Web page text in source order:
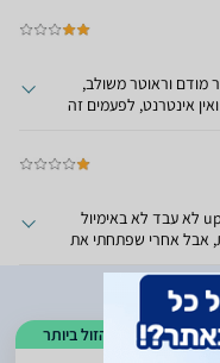
מודם וראוטר משולב,
ואחרי שנה בערך התחילו הבעיות, המודם מתנתק ואין אינטרנט, לפעמים זה
של בזק בא במיוחד
מסקנה לא להתקרב
נראה טוב, מעבר לזה כלום.לא ממליץ לקנות..upnp לא עבד לא באימיול
אבל אחרי שפתחתי את
אליו שוב, לא
הצלחתי להתחבר עם פורטים פתוחים, כלומר ה port fw לא תפקד כמו
הזול ביותר